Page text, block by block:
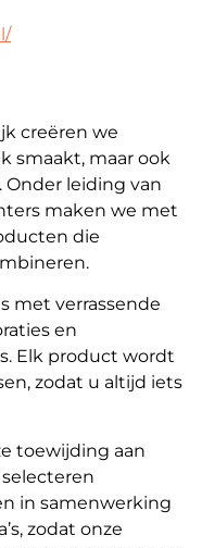
creëren we
smaakt, maar ook
leiding van
maken we met
die
met verrassende
en
Elk product wordt
zodat u altijd iets
toewijding aan
in samenwerking
zodat onze